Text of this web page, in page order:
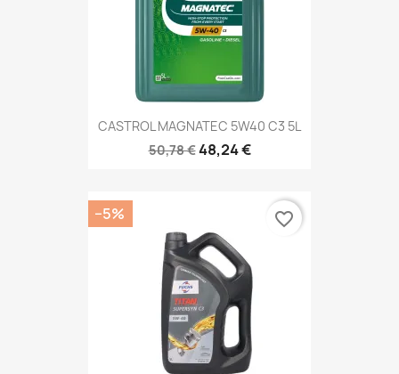
CASTROL MAGNATEC 5W40 C3 5L
50,78 €48,24 €
−5% favorite_border